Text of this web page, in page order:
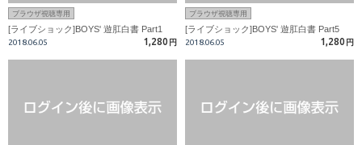
ブラウザ視聴専用
[ライブショック]BOYS' 遊肛白書 Part1
2018.06.05 1,280 円
ブラウザ視聴専用
[ライブショック]BOYS' 遊肛白書 Part5
2018.06.05 1,280 円